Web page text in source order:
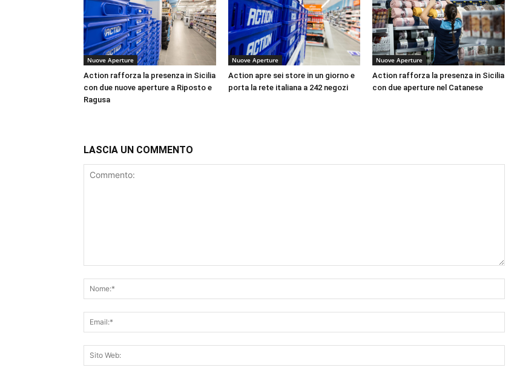
Nuove Aperture
Action rafforza la presenza in Sicilia
con due nuove aperture a Riposto e
Ragusa
Nuove Aperture
Action apre sei store in un giorno e
porta la rete italiana a 242 negozi
Nuove Aperture
Action rafforza la presenza in Sicilia
con due aperture nel Catanese
LASCIA UN COMMENTO
Web: